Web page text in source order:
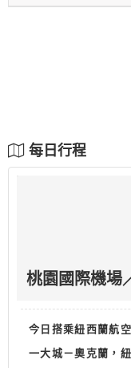
每日行程
桃園國際機場
今日搭乘紐西蘭航
一大城－奧克蘭，